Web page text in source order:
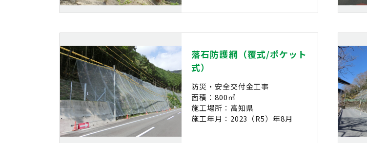
落石防護網（覆式/ポケット
式）
防災・安全交付金工事
面積：800㎡
施工場所：高知県
施工年月：2023（R5）年8月